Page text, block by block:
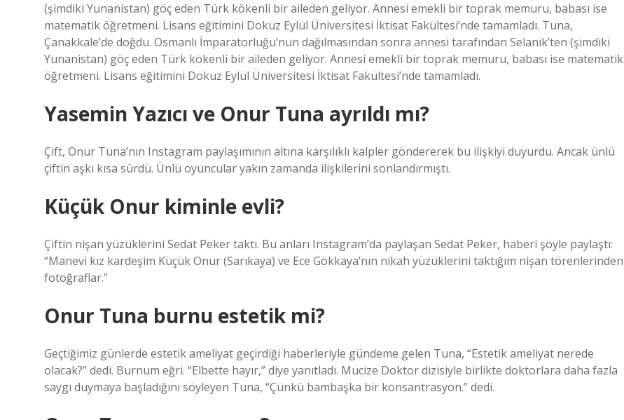
(şimdiki Yunanistan) göç eden Türk kökenli bir aileden geliyor. Annesi emekli bir toprak memuru, babası ise
matematik öğretmeni. Lisans eğitimini Dokuz Eylül Üniversitesi İktisat Fakültesi’nde tamamladı. Tuna,
Çanakkale’de doğdu. Osmanlı İmparatorluğu’nun dağılmasından sonra annesi tarafından Selanik’ten (şimdiki
Yunanistan) göç eden Türk kökenli bir aileden geliyor. Annesi emekli bir toprak memuru, babası ise matematik
öğretmeni. Lisans eğitimini Dokuz Eylül Üniversitesi İktisat Fakültesi’nde tamamladı.
Yasemin Yazıcı ve Onur Tuna ayrıldı mı?
Çift, Onur Tuna’nın Instagram paylaşımının altına karşılıklı kalpler göndererek bu ilişkiyi duyurdu. Ancak ünlü
çiftin aşkı kısa sürdü. Ünlü oyuncular yakın zamanda ilişkilerini sonlandırmıştı.
Küçük Onur kiminle evli?
Çiftin nişan yüzüklerini Sedat Peker taktı. Bu anları Instagram’da paylaşan Sedat Peker, haberi şöyle paylaştı:
“Manevi kız kardeşim Küçük Onur (Sarıkaya) ve Ece Gökkaya’nın nikah yüzüklerini taktığım nişan törenlerinden
fotoğraflar.”
Onur Tuna burnu estetik mi?
Geçtiğimiz günlerde estetik ameliyat geçirdiği haberleriyle gündeme gelen Tuna, “Estetik ameliyat nerede
olacak?” dedi. Burnum eğri. “Elbette hayır,” diye yanıtladı. Mucize Doktor dizisiyle birlikte doktorlara daha fazla
saygı duymaya başladığını söyleyen Tuna, “Çünkü bambaşka bir konsantrasyon.” dedi.